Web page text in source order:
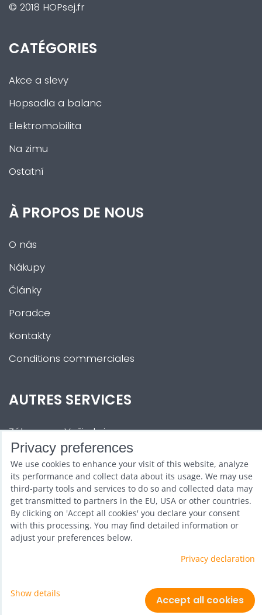
© 2018 HOPsej.fr
CATÉGORIES
Akce a slevy
Hopsadla a balanc
Elektromobilita
Na zimu
Ostatní
À PROPOS DE NOUS
O nás
Nákupy
Články
Poradce
Kontakty
Conditions commerciales
AUTRES SERVICES
Zábava na Vaši akci
Půjčovna
Promotéři
Kurzy a setkání
Velkoobchod
Nabídka práce
Privacy preferences
Privacy declaration
ByznysWeb.cz
Privacy preferences
We use cookies to enhance your visit of this website, analyze
its performance and collect data about its usage. We may use
third-party tools and services to do so and collected data may
get transmitted to partners in the EU, USA or other countries.
By clicking on 'Accept all cookies' you declare your consent
with this processing. You may find detailed information or
adjust your preferences below.
Privacy declaration
Show details
Accept all cookies